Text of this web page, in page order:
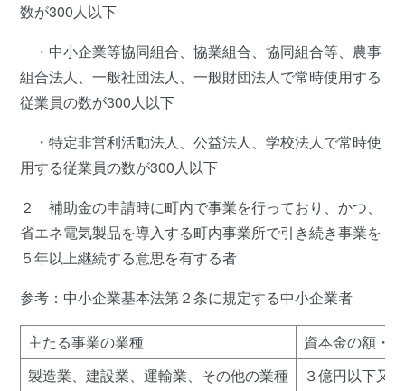
数が300人以下
・中小企業等協同組合、協業組合、協同組合等、農事
組合法人、一般社団法人、一般財団法人で常時使用する
従業員の数が300人以下
・特定非営利活動法人、公益法人、学校法人で常時使
用する従業員の数が300人以下
２ 補助金の申請時に町内で事業を行っており、かつ、
省エネ電気製品を導入する町内事業所で引き続き事業を
５年以上継続する意思を有する者
参考：中小企業基本法第２条に規定する中小企業者
主たる事業の業種
資本金の額・
製造業、建設業、運輸業、その他の業種
３億円以下又